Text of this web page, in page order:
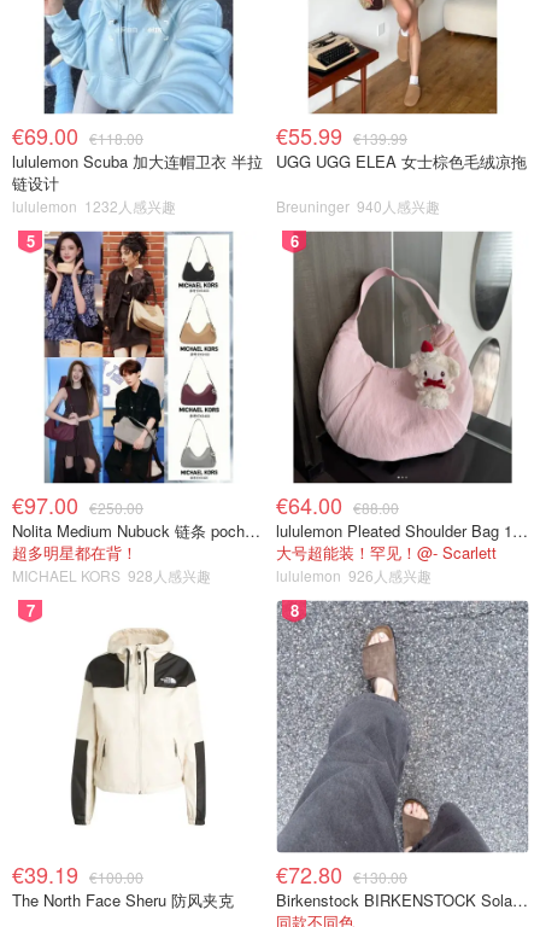
€69.00 €118.00
lululemon Scuba 加大连帽卫衣 半拉
链设计
lululemon 1232人感兴趣
€55.99 €139.99
UGG UGG ELEA 女士棕色毛绒凉拖
Breuninger 940人感兴趣
5
€97.00 €250.00
Nolita Medium Nubuck 链条 pochette
超多明星都在背！
MICHAEL KORS 928人感兴趣
6
€64.00 €88.00
lululemon Pleated Shoulder Bag 10L 单肩包
大号超能装！罕见！@- Scarlett
lululemon 926人感兴趣
7
€39.19 €100.00
The North Face Sheru 防风夹克
8
€72.80 €130.00
Birkenstock BIRKENSTOCK Solana 麂皮皮革凉拖
同款不同色